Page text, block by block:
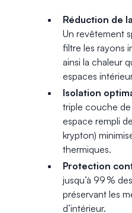
Réduction de
Un revêtement
filtre les rayons
ainsi la chaleur
espaces
Isolation
triple couche
espace rempli
krypton)
thermiques.
Protection
jusqu’à 99 %
préservant les
d’intérieur.